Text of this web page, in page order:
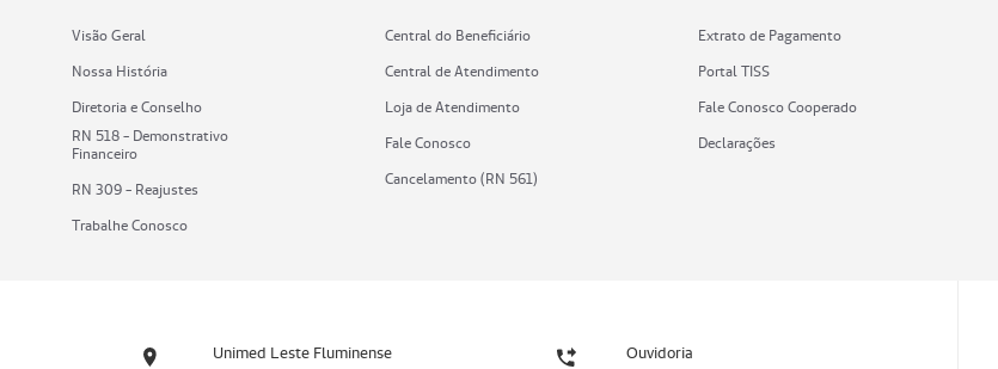
Visão Geral
Nossa História
Diretoria e Conselho
RN 518 - Demonstrativo
Financeiro
RN 309 - Reajustes
Trabalhe Conosco
Central do Beneficiário
Central de Atendimento
Loja de Atendimento
Fale Conosco
Cancelamento (RN 561)
Extrato de Pagamento
Portal TISS
Fale Conosco Cooperado
Declarações
Unimed Leste Fluminense Ouvidoria